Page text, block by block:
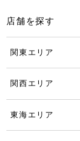
店舗を探す
関東エリア
関西エリア
東海エリア